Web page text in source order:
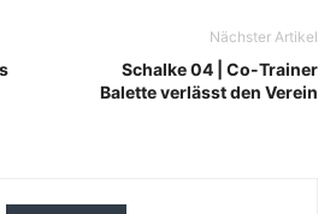
Nächster Artikel
Schalke 04 | Co-Trainer
Balette verlässt den Verein